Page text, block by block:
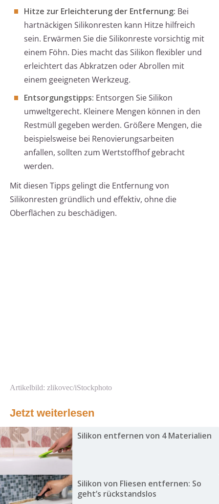
Hitze zur Erleichterung der Entfernung: Bei
hartnäckigen Silikonresten kann Hitze hilfreich
sein. Erwärmen Sie die Silikonreste vorsichtig mit
einem Föhn. Dies macht das Silikon flexibler und
erleichtert das Abkratzen oder Abrollen mit
einem geeigneten Werkzeug.
Entsorgungstipps: Entsorgen Sie Silikon
umweltgerecht. Kleinere Mengen können in den
Restmüll gegeben werden. Größere Mengen, die
beispielsweise bei Renovierungsarbeiten
anfallen, sollten zum Wertstoffhof gebracht
werden.
Mit diesen Tipps gelingt die Entfernung von
Silikonresten gründlich und effektiv, ohne die
Oberflächen zu beschädigen.
Artikelbild: zlikovec/iStockphoto
Jetzt weiterlesen
Silikon entfernen von 4 Materialien
Silikon von Fliesen entfernen: So
geht’s rückstandslos